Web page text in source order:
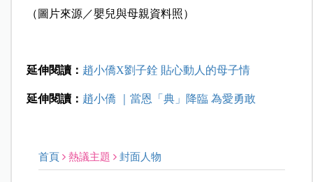
（圖片來源／嬰兒與母親資料照）
延伸閱讀： 趙小僑X劉子銓 貼心動人的母子情
延伸閱讀： 趙小僑 ｜當恩「典」降臨 為愛勇敢
首頁 熱議主題 封面人物